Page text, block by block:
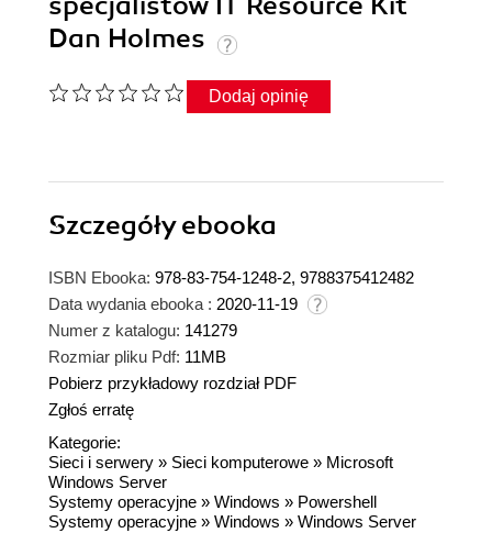
Dan Holmes
Dodaj opinię
Szczegółyebooka
ISBN Ebooka: 978-83-754-1248-2, 9788375412482
Data wydania ebooka : 2020-11-19
Numer z katalogu: 141279
Rozmiar pliku Pdf: 11MB
Pobierz przykładowy rozdział PDF
Zgłoś erratę
Kategorie:
Sieci i serwery » Sieci komputerowe » Microsoft
Windows Server
Systemy operacyjne » Windows » Powershell
Systemy operacyjne » Windows » Windows Server